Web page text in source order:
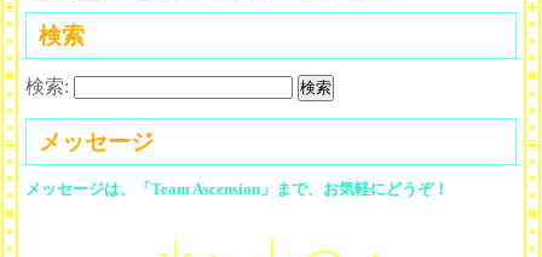
検索
検索:
メッセージ
メッセージは、「Team Ascension」まで、お気軽にどうぞ！